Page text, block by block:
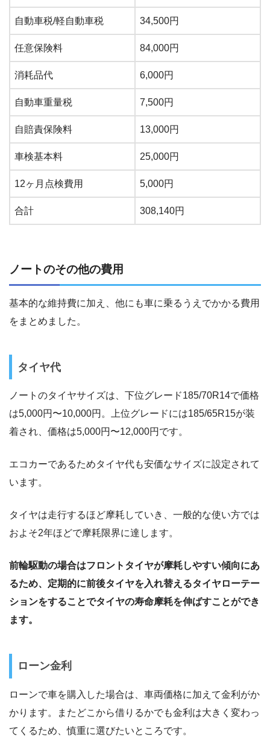
自動車税/軽自動車税 34,500円
任意保険料 84,000円
消耗品代 6,000円
自動車重量税 7,500円
自賠責保険料 13,000円
車検基本料 25,000円
12ヶ月点検費用 5,000円
合計 308,140円
ノートのその他の費用
基本的な維持費に加え、他にも車に乗るうえでかかる費用
をまとめました。
タイヤ代
ノートのタイヤサイズは、下位グレード185/70R14で価格
は5,000円〜10,000円。上位グレードには185/65R15が装
着され、価格は5,000円〜12,000円です。
エコカーであるためタイヤ代も安価なサイズに設定されて
います。
タイヤは走行するほど摩耗していき、一般的な使い方では
およそ2年ほどで摩耗限界に達します。
前輪駆動の場合はフロントタイヤが摩耗しやすい傾向にあ
るため、定期的に前後タイヤを入れ替えるタイヤローテー
ションをすることでタイヤの寿命摩耗を伸ばすことができ
ます。
ローン金利
ローンで車を購入した場合は、車両価格に加えて金利がか
かります。またどこから借りるかでも金利は大きく変わっ
てくるため、慎重に選びたいところです。